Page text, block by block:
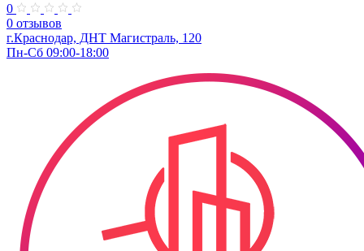
0
0 отзывов
г.Краснодар, ​ДНТ Магистраль, 120
Пн-Сб 09:00-18:00